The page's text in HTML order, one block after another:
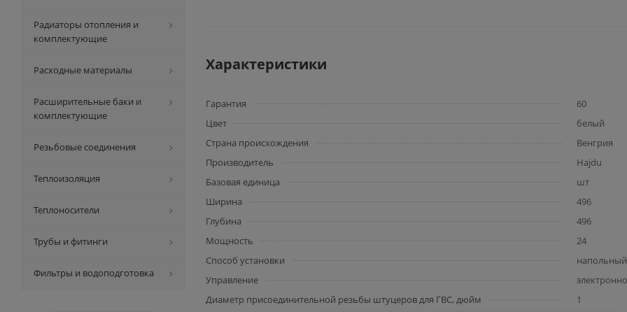
Характеристики
Гарантия
60
Цвет
белый
Страна происхождения
Венгрия
Производитель
Hajdu
Базовая единица
шт
Ширина
496
Глубина
496
Мощность
24
Способ установки
напольный
Управление
Диаметр присоединительной резьбы штуцеров для ГВС, дюйм
1
Радиаторы отопления и
комплектующие
Расходные материалы
Расширительные баки и
комплектующие
Резьбовые соединения
Теплоизоляция
Теплоносители
Трубы и фитинги
Фильтры и водоподготовка